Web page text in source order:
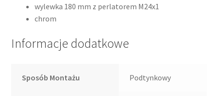
wylewka 180 mm z perlatorem M24x1
chrom
Informacje dodatkowe
Sposób Montażu Podtynkowy